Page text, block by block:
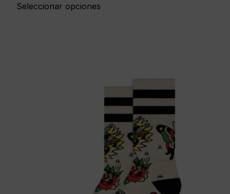
Seleccionar opciones